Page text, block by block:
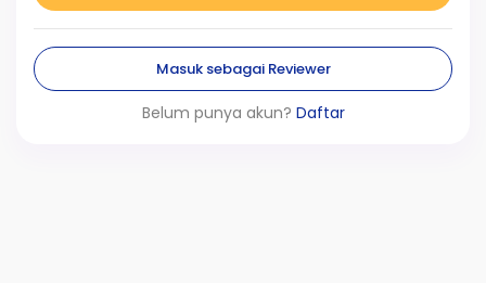
Masuk sebagai Reviewer
Belum punya akun? Daftar